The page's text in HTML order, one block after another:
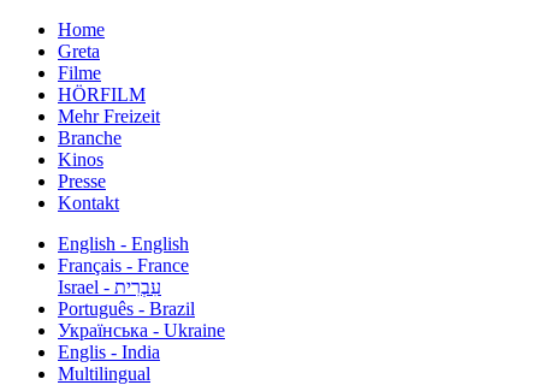
Home
Greta
Filme
HÖRFILM
Mehr Freizeit
Branche
Kinos
Presse
Kontakt
English - English
Français - France
עִבְרִית - Israel
Português - Brazil
Українська - Ukraine
Englis - India
Multilingual